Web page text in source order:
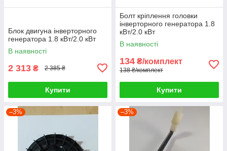
Блок двигуна інверторного
генератора 1.8 кВт/2.0 кВт
В наявності
2 313 ₴ 2 385 ₴
Купити
Болт кріплення головки
інверторного генератора 1.8
кВт/2.0 кВт
В наявності
134 ₴/комплект
138 ₴/комплект
Купити
–3% –3%